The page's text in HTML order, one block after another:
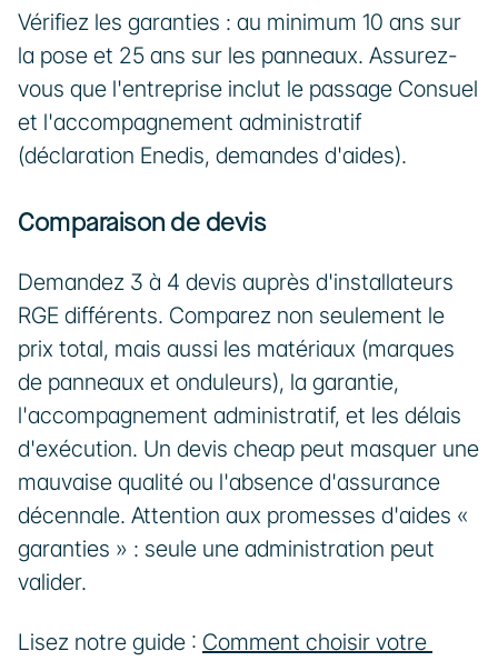
Vérifiez les garanties : au minimum 10 ans sur
la pose et 25 ans sur les panneaux. Assurez-
vous que l'entreprise inclut le passage Consuel
et l'accompagnement administratif
(déclaration Enedis, demandes d'aides).
Comparaison de devis
Demandez 3 à 4 devis auprès d'installateurs
RGE différents. Comparez non seulement le
prix total, mais aussi les matériaux (marques
de panneaux et onduleurs), la garantie,
l'accompagnement administratif, et les délais
d'exécution. Un devis cheap peut masquer une
mauvaise qualité ou l'absence d'assurance
décennale. Attention aux promesses d'aides «
garanties » : seule une administration peut
valider.
Lisez notre guide : Comment choisir votre